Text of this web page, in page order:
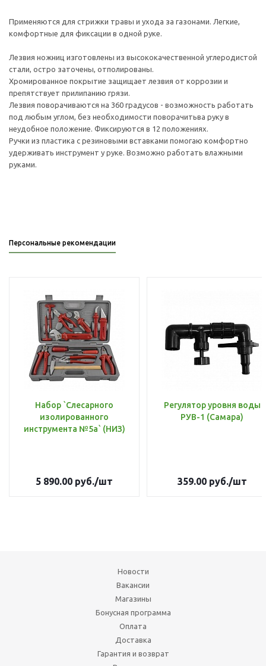
Применяются для стрижки травы и ухода за газонами. Легкие,
комфортные для фиксации в одной руке.
Лезвия ножниц изготовлены из высококачественной углеродистой
стали, остро заточены, отполированы.
Хромированное покрытие защищает лезвия от коррозии и
препятствует прилипанию грязи.
Лезвия поворачиваются на 360 градусов - возможность работать
под любым углом, без необходимости поворачитьва руку в
неудобное положение. Фиксируются в 12 положениях.
Ручки из пластика с резиновыми вставками помогаю комфортно
удерживать инструмент у руке. Возможно работать влажными
руками.
Персональные рекомендации
Набор `Слесарного
изолированного
инструмента №5а` (НИЗ)
5 890.00 руб./шт
Регулятор уровня воды
РУВ-1 (Самара)
359.00руб./шт
Новости
Вакансии
Магазины
Бонусная программа
Оплата
Доставка
Гарантия и возврат